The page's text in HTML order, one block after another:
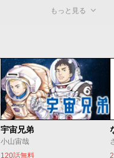
もっと見る
宇宙兄弟
小山宙哉
120話無料